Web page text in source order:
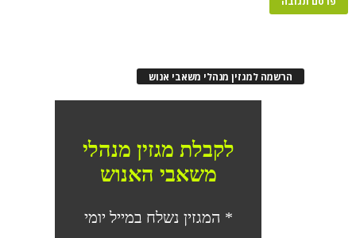
הרשמה למגזין מנהלי משאבי אנוש